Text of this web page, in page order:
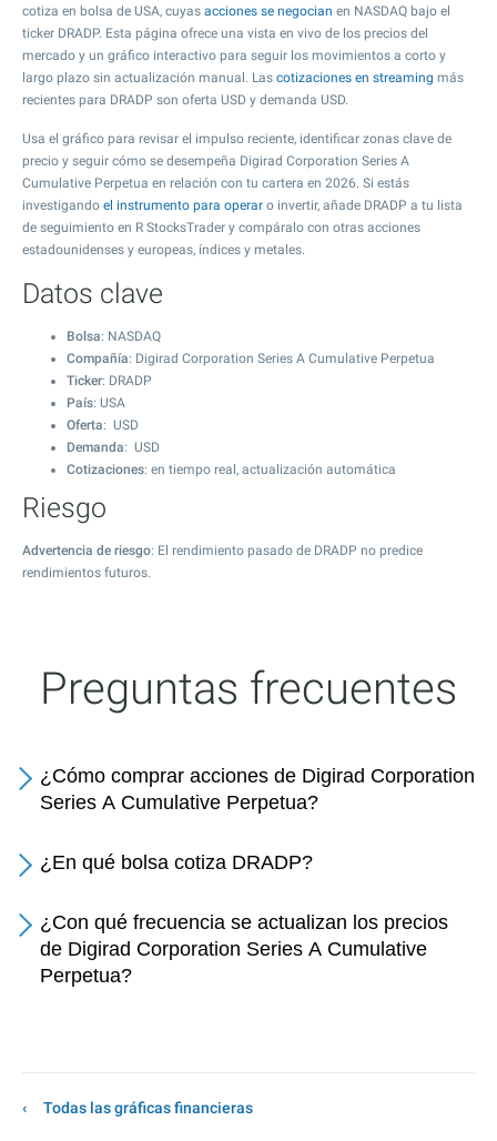
cotiza en bolsa de USA, cuyas acciones se negocian en NASDAQ bajo el
ticker DRADP. Esta página ofrece una vista en vivo de los precios del
mercado y un gráfico interactivo para seguir los movimientos a corto y
largo plazo sin actualización manual. Las cotizaciones en streaming más
recientes para DRADP son oferta USD y demanda USD.
Usa el gráfico para revisar el impulso reciente, identificar zonas clave de
precio y seguir cómo se desempeña Digirad Corporation Series A
Cumulative Perpetua en relación con tu cartera en 2026. Si estás
investigando el instrumento para operar o invertir, añade DRADP a tu lista
de seguimiento en R StocksTrader y compáralo con otras acciones
estadounidenses y europeas, índices y metales.
Datos clave
Bolsa: NASDAQ
Compañía: Digirad Corporation Series A Cumulative Perpetua
Ticker: DRADP
País: USA
Oferta: USD
Demanda: USD
Cotizaciones: en tiempo real, actualización automática
Riesgo
Advertencia de riesgo: El rendimiento pasado de DRADP no predice
rendimientos futuros.
Preguntas frecuentes
¿Cómo comprar acciones de Digirad Corporation
Series A Cumulative Perpetua?
¿En qué bolsa cotiza DRADP?
¿Con qué frecuencia se actualizan los precios
de Digirad Corporation Series A Cumulative
Perpetua?
Todas las gráficas financieras